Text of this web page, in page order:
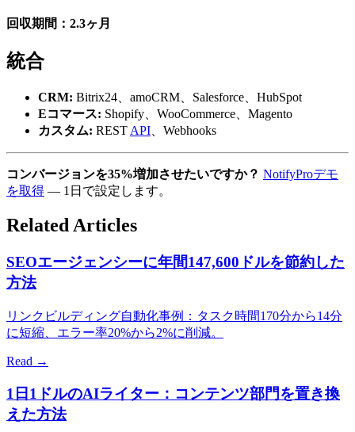
回収期間：2.3ヶ月
統合
CRM: Bitrix24、amoCRM、Salesforce、HubSpot
Eコマース: Shopify、WooCommerce、Magento
カスタム: REST API 、Webhooks
コンバージョンを35%増加させたいですか？ NotifyProデモ
を取得 — 1日で設定します。
Related Articles
SEOエージェンシーに年間147,600ドルを節約した
方法
リンクビルディング自動化事例：タスク時間170分から14分
に短縮、エラー率20%から2%に削減。
Read →
1日1ドルのAIライター：コンテンツ部門を置き換
えた方法